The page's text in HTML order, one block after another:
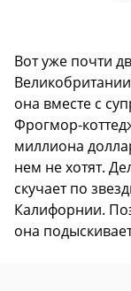
Вот уже почти
она вместе с
Фрогмор-
миллиона
нем не хотят.
скучает по
Калифорнии.
она